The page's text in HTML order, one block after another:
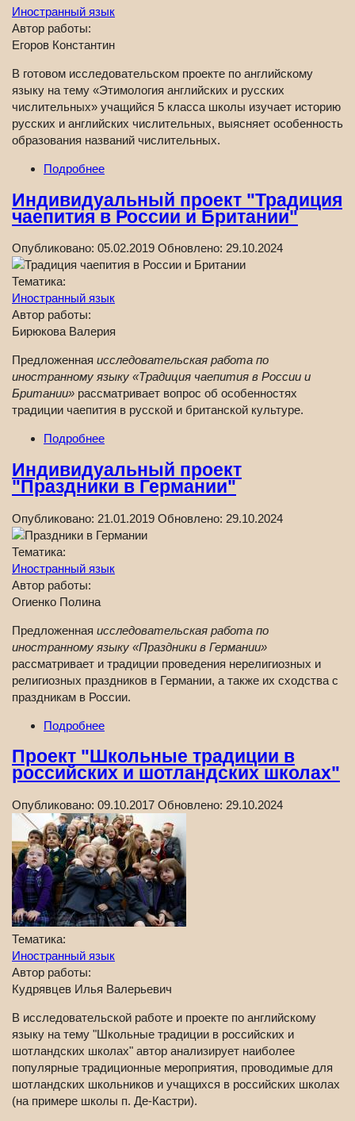
Иностранный язык
Автор работы:
Егоров Константин
В готовом исследовательском проекте по английскому
языку на тему «Этимология английских и русских
числительных» учащийся 5 класса школы изучает историю
русских и английских числительных, выясняет особенность
образования названий числительных.
Подробнее
Индивидуальный проект "Традиция
чаепития в России и Британии"
Опубликовано: 05.02.2019 Обновлено: 29.10.2024
Тематика:
Иностранный язык
Автор работы:
Бирюкова Валерия
Предложенная исследовательская работа по
иностранному языку «Традиция чаепития в России и
Британии» рассматривает вопрос об особенностях
традиции чаепития в русской и британской культуре.
Подробнее
Индивидуальный проект
"Праздники в Германии"
Опубликовано: 21.01.2019 Обновлено: 29.10.2024
Тематика:
Иностранный язык
Автор работы:
Огиенко Полина
Предложенная исследовательская работа по
иностранному языку «Праздники в Германии»
рассматривает и традиции проведения нерелигиозных и
религиозных праздников в Германии, а также их сходства с
праздникам в России.
Подробнее
Проект "Школьные традиции в
российских и шотландских школах"
Опубликовано: 09.10.2017 Обновлено: 29.10.2024
Тематика:
Иностранный язык
Автор работы:
Кудрявцев Илья Валерьевич
В исследовательской работе и проекте по английскому
языку на тему "Школьные традиции в российских и
шотландских школах" автор анализирует наиболее
популярные традиционные мероприятия, проводимые для
шотландских школьников и учащихся в российских школах
(на примере школы п. Де-Кастри).